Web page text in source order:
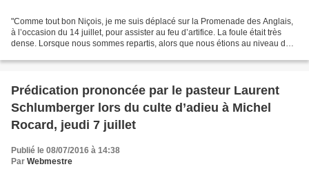
"Comme tout bon Niçois, je me suis déplacé sur la Promenade des Anglais,
à l’occasion du 14 juillet, pour assister au feu d’artifice. La foule était très
dense. Lorsque nous sommes repartis, alors que nous étions au niveau du
Prédication prononcée par le pasteur Laurent
Schlumberger lors du culte d’adieu à Michel
Rocard, jeudi 7 juillet
Publié le 08/07/2016 à 14:38
Par Webmestre